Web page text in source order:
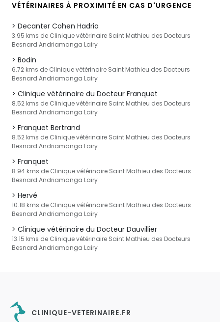
VÉTÉRINAIRES À PROXIMITÉ EN CAS D'URGENCE
Decanter Cohen Hadria
3.95 kms de Clinique vétérinaire Saint Mathieu des Docteurs
Besnard Andriamanga Lairy
Bodin
6.72 kms de Clinique vétérinaire Saint Mathieu des Docteurs
Besnard Andriamanga Lairy
Clinique vétérinaire du Docteur Franquet
8.52 kms de Clinique vétérinaire Saint Mathieu des Docteurs
Besnard Andriamanga Lairy
Franquet Bertrand
8.52 kms de Clinique vétérinaire Saint Mathieu des Docteurs
Besnard Andriamanga Lairy
Franquet
8.94 kms de Clinique vétérinaire Saint Mathieu des Docteurs
Besnard Andriamanga Lairy
Hervé
10.18 kms de Clinique vétérinaire Saint Mathieu des Docteurs
Besnard Andriamanga Lairy
Clinique vétérinaire du Docteur Dauvillier
13.15 kms de Clinique vétérinaire Saint Mathieu des Docteurs
Besnard Andriamanga Lairy
CLINIQUE-VETERINAIRE.FR